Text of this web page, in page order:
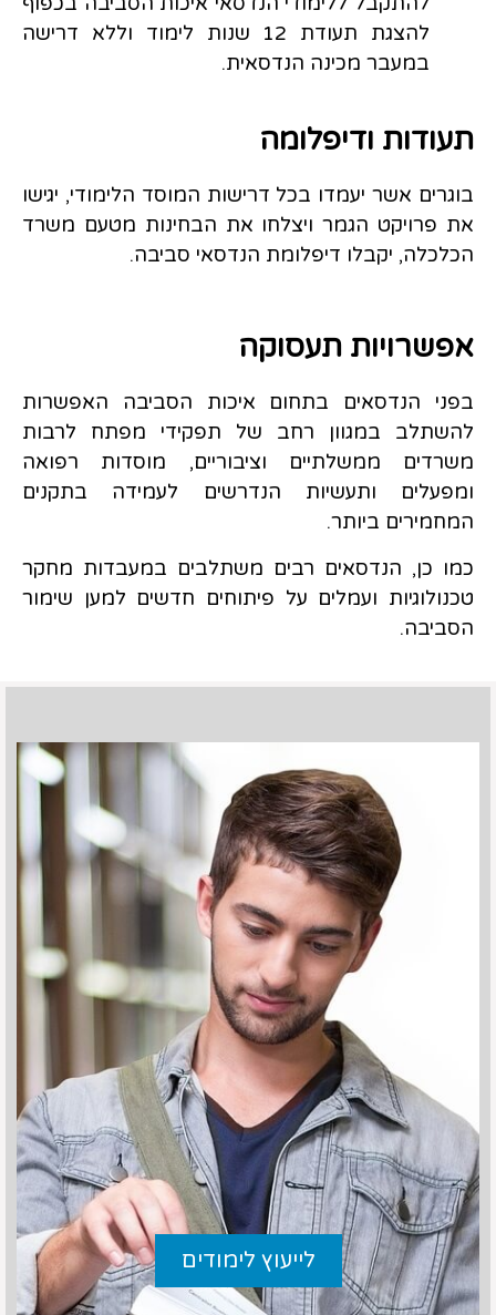
להצגת תעודת 12 שנות לימוד וללא דרישה
במעבר מכינה הנדסאית.
תעודות ודיפלומה
בוגרים אשר יעמדו בכל דרישות המוסד הלימודי, יגישו
את פרויקט הגמר ויצלחו את הבחינות מטעם משרד
הכלכלה, יקבלו דיפלומת הנדסאי סביבה.
אפשרויות תעסוקה
בפני הנדסאים בתחום איכות הסביבה האפשרות
להשתלב במגוון רחב של תפקידי מפתח לרבות
משרדים ממשלתיים וציבוריים, מוסדות רפואה
ומפעלים ותעשיות הנדרשים לעמידה בתקנים
המחמירים ביותר.
כמו כן, הנדסאים רבים משתלבים במעבדות מחקר
טכנולוגיות ועמלים על פיתוחים חדשים למען שימור
הסביבה.
לייעוץ לימודים